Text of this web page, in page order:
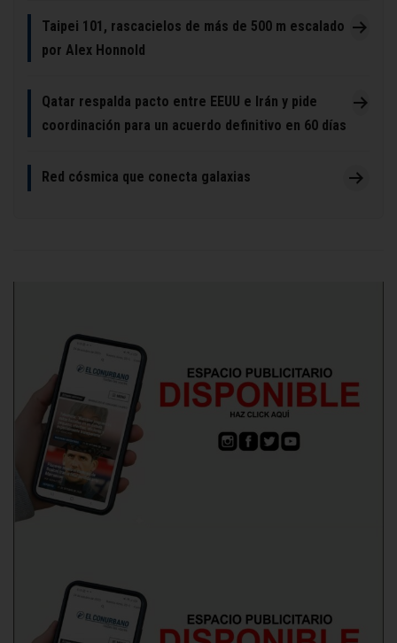
Taipei 101, rascacielos de más de 500 m escalado
por Alex Honnold
Qatar respalda pacto entre EEUU e Irán y pide
coordinación para un acuerdo definitivo en 60 días
Red cósmica que conecta galaxias